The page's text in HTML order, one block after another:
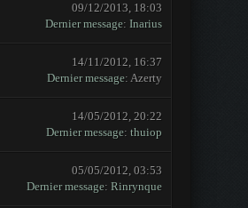
09/12/2013, 18:03
Dernier message: Inarius
14/11/2012, 16:37
Dernier message: Azerty
14/05/2012, 20:22
Dernier message: thuiop
05/05/2012, 03:53
Dernier message: Rinrynque